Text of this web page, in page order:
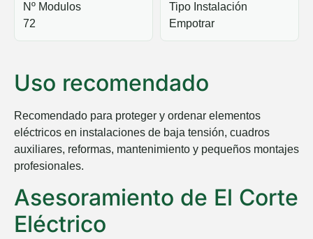
Nº Modulos
72
Tipo Instalación
Empotrar
Uso recomendado
Recomendado para proteger y ordenar elementos
eléctricos en instalaciones de baja tensión, cuadros
auxiliares, reformas, mantenimiento y pequeños montajes
profesionales.
Asesoramiento de El Corte
Eléctrico